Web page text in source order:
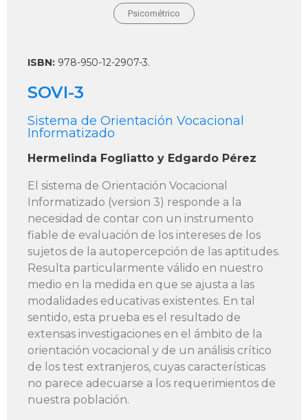
Psicométrico
ISBN: 978-950-12-2907-3.
SOVI-3
Sistema de Orientación Vocacional
Informatizado
Hermelinda Fogliatto y Edgardo Pérez
El sistema de Orientación Vocacional
Informatizado (version 3) responde a la
necesidad de contar con un instrumento
fiable de evaluación de los intereses de los
sujetos de la autopercepción de las aptitudes.
Resulta particularmente válido en nuestro
medio en la medida en que se ajusta a las
modalidades educativas existentes. En tal
sentido, esta prueba es el resultado de
extensas investigaciones en el ámbito de la
orientación vocacional y de un análisis crítico
de los test extranjeros, cuyas características
no parece adecuarse a los requerimientos de
nuestra población.